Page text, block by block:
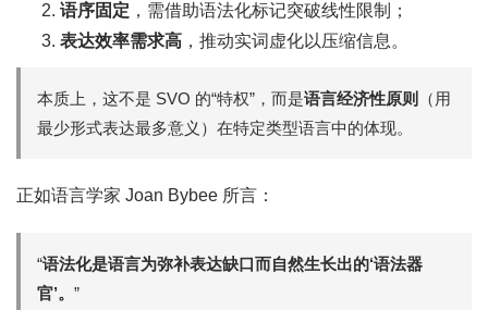
语序固定 ，需借助语法化标记突破线性限制；
表达效率需求高 ，推动实词虚化以压缩信息。
本质上，这不是 SVO 的“特权”，而是语言经济性原则
（用
最少形式表达最多意义）在特定类型语言中的体现。
正如语言学家 Joan Bybee 所言：
“语法化是语言为弥补表达缺口而自然生长出的‘语法器
官’。 ”